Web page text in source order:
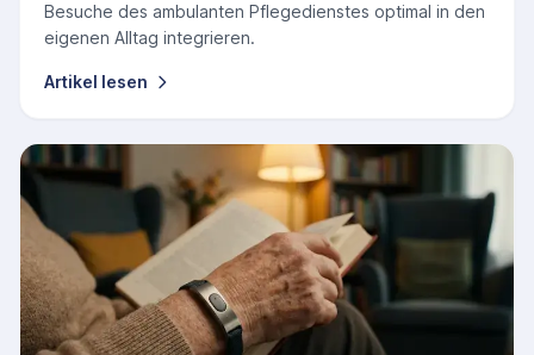
Besuche des ambulanten Pflegedienstes optimal in den
eigenen Alltag integrieren.
Artikel lesen